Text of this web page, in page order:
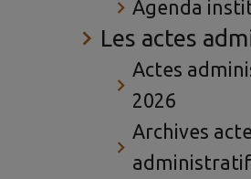
Agenda
Les actes
Actes
2026
Archives